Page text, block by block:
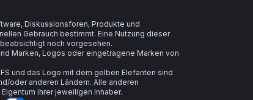
Diskussionsforen, Produkte und
Gebrauch bestimmt. Eine Nutzung dieser
noch vorgesehen.
Marken, Logos oder eingetragene Marken von
und das Logo mit dem gelben Elefanten sind
oder anderen Ländern. Alle anderen
ihrer jeweiligen Inhaber.